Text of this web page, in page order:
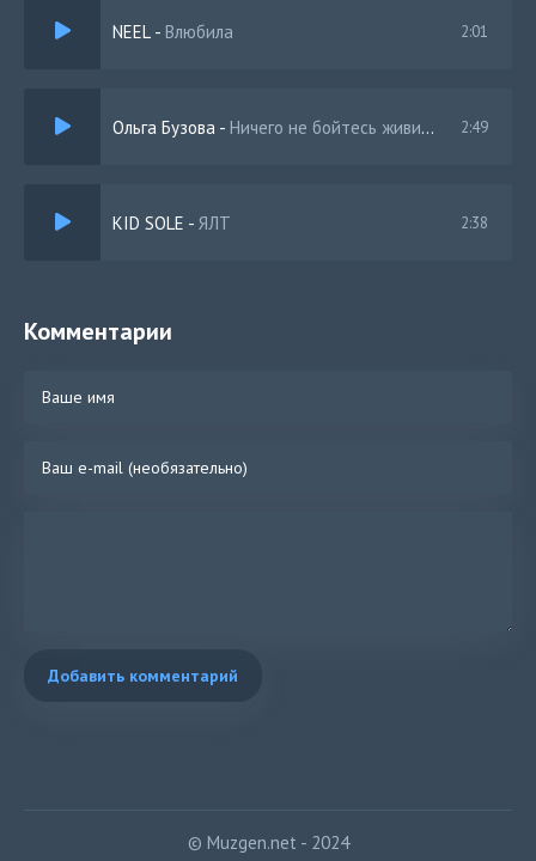
NEEL - Влюбила 2:01
Ольга Бузова - Ничего не бойтесь живите здесь и сейчас 2:49
KID SOLE - ЯЛТ 2:38
Комментарии
Добавить комментарий
© Muzgen.net - 2024